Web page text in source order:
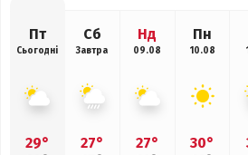
Пт
Сьогодні
29°
Сб
Завтра
27°
Нд
09.08
27°
Пн
10.08
30°